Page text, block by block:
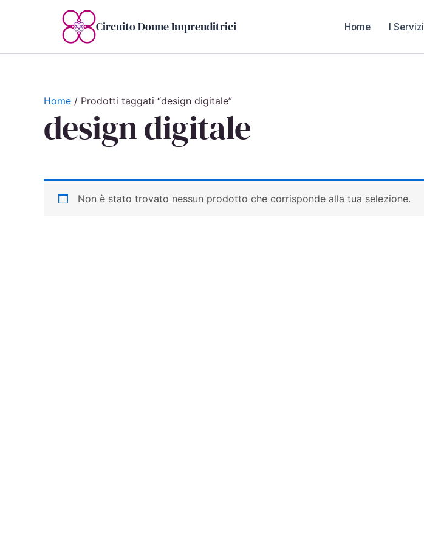
Circuito Donne Imprenditrici Home I Servizi
Home / Prodotti taggati “design digitale”
design digitale
Non è stato trovato nessun prodotto che corrisponde alla tua selezione.